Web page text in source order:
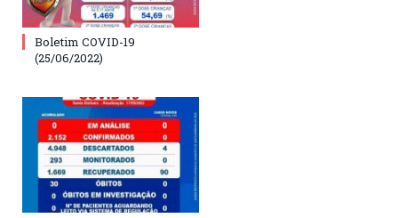
Boletim COVID-19
(25/06/2022)